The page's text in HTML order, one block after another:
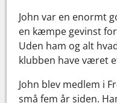
John var en enormt
en kæmpe gevinst
Uden ham og alt
klubben have været
John blev medlem i
små fem år siden.